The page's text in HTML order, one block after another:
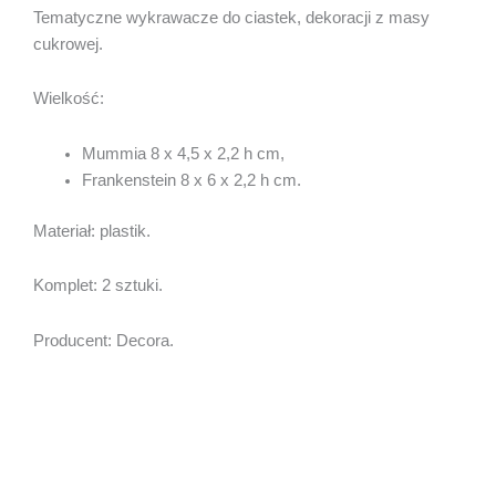
Tematyczne wykrawacze do ciastek, dekoracji z masy
cukrowej.
Wielkość:
Mummia 8 x 4,5 x 2,2 h cm,
Frankenstein 8 x 6 x 2,2 h cm.
Materiał: plastik.
Komplet: 2 sztuki.
Producent: Decora.